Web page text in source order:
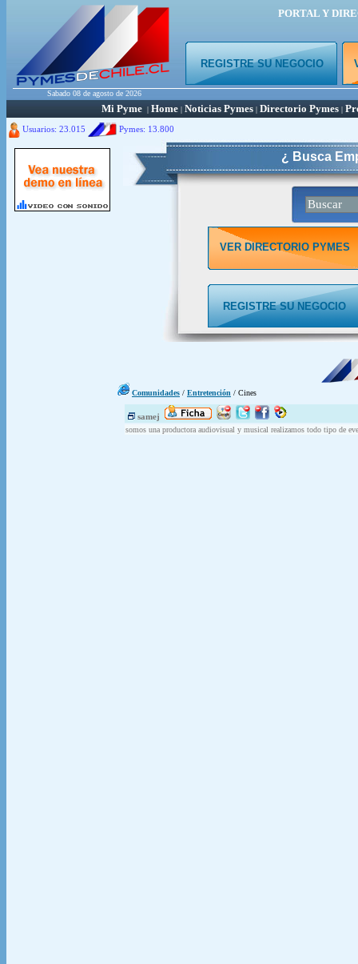
PORTAL Y
REGISTRE SU NEGOCIO
Sabado 08 de agosto de 2026
Mi Pyme | Home | Noticias Pymes | Directorio Pymes |
Usuarios: 23.015 Pymes: 13.800
¿ Busca
VER DIRECTORIO PYMES
REGISTRE SU NEGOCIO
Comunidades / Entretención / Cines
samej
somos una productora audiovisual y musical realizamos todo tipo de